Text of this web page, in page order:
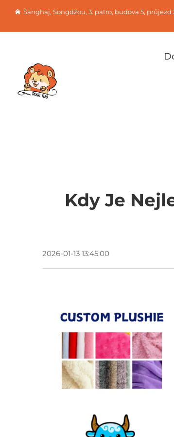
Šanghaj, Songdžou, 3. patro, budova 5,
Kdy Je
2026-01-13 13:45:00